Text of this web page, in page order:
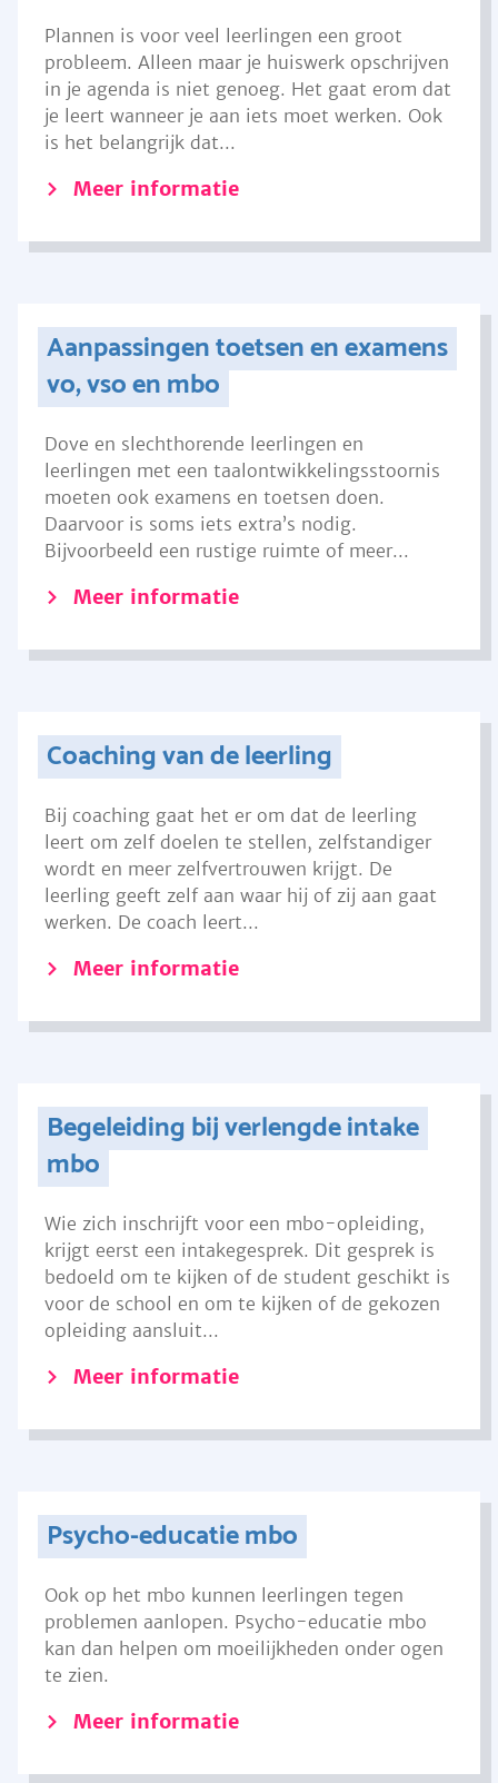
Plannen is voor veel leerlingen een groot
probleem. Alleen maar je huiswerk opschrijven
in je agenda is niet genoeg. Het gaat erom dat
je leert wanneer je aan iets moet werken. Ook
is het belangrijk dat...
Meer informatie
Aanpassingen toetsen en examens
vo, vso en mbo
Dove en slechthorende leerlingen en
leerlingen met een taalontwikkelingsstoornis
moeten ook examens en toetsen doen.
Daarvoor is soms iets extra’s nodig.
Bijvoorbeeld een rustige ruimte of meer...
Meer informatie
Coaching van de leerling
Bij coaching gaat het er om dat de leerling
leert om zelf doelen te stellen, zelfstandiger
wordt en meer zelfvertrouwen krijgt. De
leerling geeft zelf aan waar hij of zij aan gaat
werken. De coach leert...
Meer informatie
Begeleiding bij verlengde intake
mbo
Wie zich inschrijft voor een mbo-opleiding,
krijgt eerst een intakegesprek. Dit gesprek is
bedoeld om te kijken of de student geschikt is
voor de school en om te kijken of de gekozen
opleiding aansluit...
Meer informatie
Psycho-educatie mbo
Ook op het mbo kunnen leerlingen tegen
problemen aanlopen. Psycho-educatie mbo
kan dan helpen om moeilijkheden onder ogen
te zien.
Meer informatie